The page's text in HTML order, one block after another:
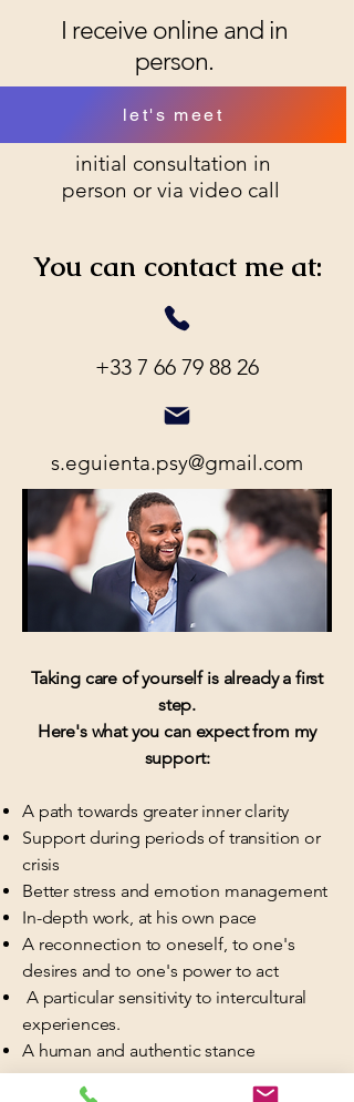
I receive online and in
person.
let's meet
initial consultation in
person or via video call
You can contact me at:
+33 7 66 79 88 26
s.eguienta.psy@gmail.com
Taking care of yourself is already a first
step.
Here's what you can expect from my
support:
A path towards greater inner clarity
Support during periods of transition or
crisis
Better stress and emotion management
In-depth work, at his own pace
A reconnection to oneself, to one's
desires and to one's power to act
A particular sensitivity to intercultural
experiences.
A human and authentic stance